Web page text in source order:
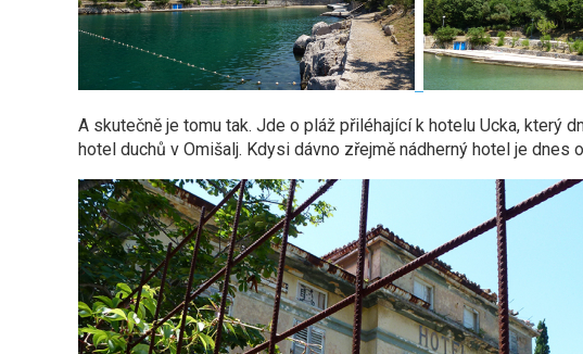
A skutečně je tomu tak. Jde o pláž přiléhající k hotelu Ucka, který
hotel duchů v Omišalj. Kdysi dávno zřejmě nádherný hotel je